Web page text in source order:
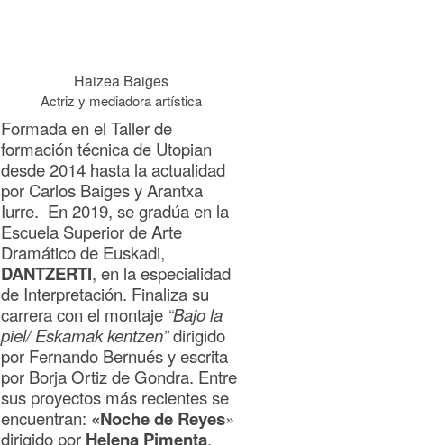
Haizea Baiges
Actriz y mediadora artística
Formada en el Taller de
formación técnica de Utopian
desde 2014 hasta la actualidad
por Carlos Baiges y Arantxa
Iurre. En 2019, se gradúa en la
Escuela Superior de Arte
Dramático de Euskadi,
DANTZERTI, en la especialidad
de Interpretación. Finaliza su
carrera con el montaje “Bajo la
piel/ Eskamak kentzen”dirigido
por Fernando Bernués y escrita
por Borja Ortiz de Gondra. Entre
sus proyectos más recientes se
encuentran: «Noche de Reyes»
dirigido por Helena Pimenta,